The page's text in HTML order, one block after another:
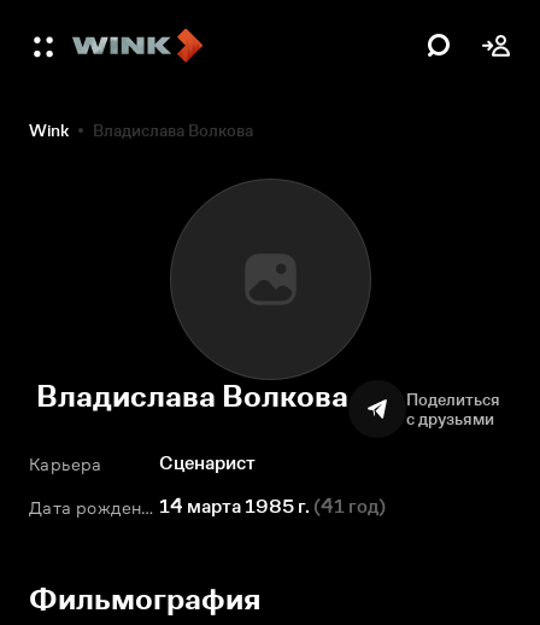
Wink Владислава Волкова
Владислава Волкова
Поделиться
с друзьями
Карьера Сценарист
Дата рождения 14 марта 1985 г. (41 год)
Фильмография